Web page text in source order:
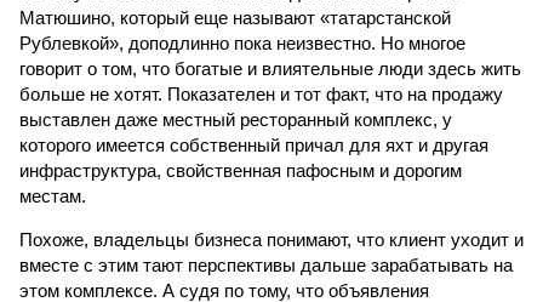
Матюшино, который еще называют «татарстанской
Рублевкой», доподлинно пока неизвестно. Но многое
говорит о том, что богатые и влиятельные люди здесь жить
больше не хотят. Показателен и тот факт, что на продажу
выставлен даже местный ресторанный комплекс, у
которого имеется собственный причал для яхт и другая
инфраструктура, свойственная пафосным и дорогим
местам.
Похоже, владельцы бизнеса понимают, что клиент уходит и
вместе с этим тают перспективы дальше зарабатывать на
этом комплексе. А судя по тому, что объявления